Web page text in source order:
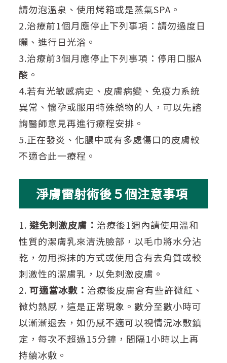
請勿泡溫泉、使用烤箱或是蒸氣SPA。
2.治療前1個月應停止下列事項：請勿過度日
曬、進行日光浴。
3.治療前3個月應停止下列事項：停用口服A
酸。
4.若有光敏感病史、皮膚病變、免疫力系統
異常、懷孕或服用特殊藥物的人，可以先諮
詢醫師意見再進行療程安排。
5.正在發炎、化膿中或有多處傷口的皮膚較
不適合此一療程。
淨膚雷射術後５個注意事項
1.避免刺激皮膚： 治療後1週內請使用溫和
性質的潔膚乳來清洗臉部，以毛巾將水分沾
乾，勿用擦抹的方式或使用含有去角質或較
刺激性的潔膚乳，以免刺激皮膚。
2.可適當冰敷： 治療後皮膚會有些許微紅、
微灼熱感，這是正常現象。數分至數小時可
以漸漸退去，如仍感不適可以視情況冰敷鎮
定，每次不超過15分鐘，間隔1小時以上再
持續冰敷。